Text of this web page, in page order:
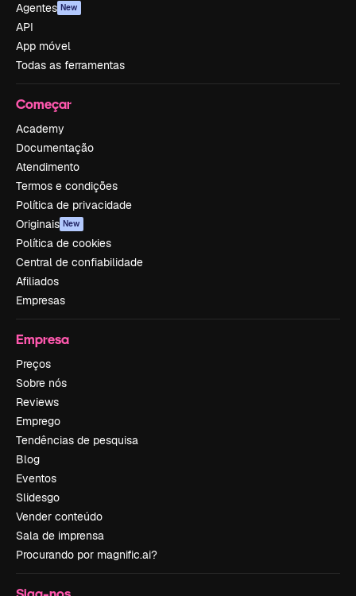
Agentes New
API
App móvel
Todas as ferramentas
Começar
Academy
Documentação
Atendimento
Termos e condições
Política de privacidade
Originais New
Política de cookies
Central de confiabilidade
Afiliados
Empresas
Empresa
Preços
Sobre nós
Reviews
Emprego
Tendências de pesquisa
Blog
Eventos
Slidesgo
Vender conteúdo
Sala de imprensa
Procurando por magnific.ai?